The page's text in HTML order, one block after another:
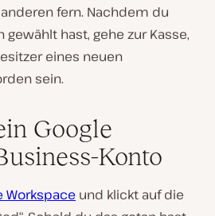
fern. Nachdem du
hast, gehe zur Kasse,
eines neuen
sein.
Google
Konto
Workspace und klickt auf die